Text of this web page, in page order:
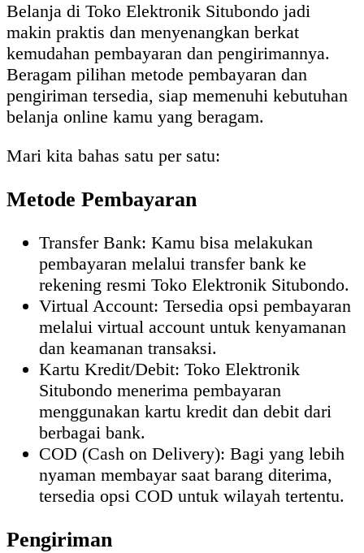
Belanja di Toko Elektronik Situbondo jadi
makin praktis dan menyenangkan berkat
kemudahan pembayaran dan pengirimannya.
Beragam pilihan metode pembayaran dan
pengiriman tersedia, siap memenuhi kebutuhan
belanja online kamu yang beragam.
Mari kita bahas satu per satu:
Metode Pembayaran
Transfer Bank: Kamu bisa melakukan
pembayaran melalui transfer bank ke
rekening resmi Toko Elektronik Situbondo.
Virtual Account: Tersedia opsi pembayaran
melalui virtual account untuk kenyamanan
dan keamanan transaksi.
Kartu Kredit/Debit: Toko Elektronik
Situbondo menerima pembayaran
menggunakan kartu kredit dan debit dari
berbagai bank.
COD (Cash on Delivery): Bagi yang lebih
nyaman membayar saat barang diterima,
tersedia opsi COD untuk wilayah tertentu.
Pengiriman